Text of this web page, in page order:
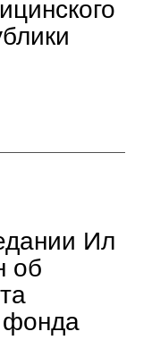
Ил
об
фонда